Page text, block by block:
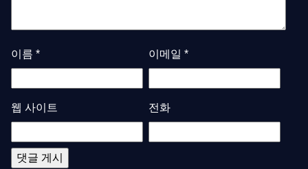
이름 * 이메일 *
웹 사이트 전화